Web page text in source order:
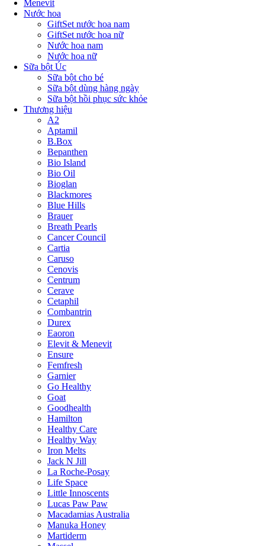
Menevit
Nước hoa
GiftSet nước hoa nam
GiftSet nước hoa nữ
Nước hoa nam
Nước hoa nữ
Sữa bột Úc
Sữa bột cho bé
Sữa bột dùng hàng ngày
Sữa bột hồi phục sức khỏe
Thương hiệu
A2
Aptamil
B.Box
Bepanthen
Bio Island
Bio Oil
Bioglan
Blackmores
Blue Hills
Brauer
Breath Pearls
Cancer Council
Cartia
Caruso
Cenovis
Centrum
Cerave
Cetaphil
Combantrin
Durex
Eaoron
Elevit & Menevit
Ensure
Femfresh
Garnier
Go Healthy
Goat
Goodhealth
Hamilton
Healthy Care
Healthy Way
Iron Melts
Jack N Jill
La Roche-Posay
Life Space
Little Innoscents
Lucas Paw Paw
Macadamias Australia
Manuka Honey
Martiderm